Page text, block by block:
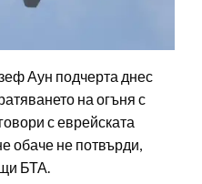
Аун подчерта днес
на огъня с
с еврейската
обаче не потвърди,
БТА.